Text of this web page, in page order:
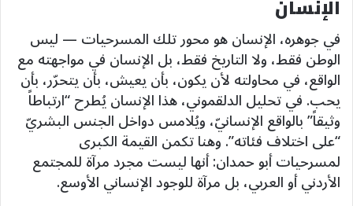
الإنسان
في جوهره، الإنسان هو محور تلك المسرحيات — ليس
الوطن فقط، ولا التاريخ فقط، بل الإنسان في مواجهته مع
الواقع، في محاولته لأن يكون، بأن يعيش، بأن يتحرّر، بأن
يحب. في تحليل الدلقموني، هذا الإنسان يُطرح “ارتباطاً
وثيقاً” بالواقع الإنسانيّ، ويُلامس دواخل الجنس البشريّ
“على اختلاف فئاته”. وهنا تكمن القيمة الكبرى
لمسرحيات أبو حمدان: أنها ليست مجرد مرآة للمجتمع
الأردني أو العربي، بل مرآة للوجود الإنساني الأوسع.